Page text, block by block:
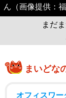
ん（画像提供：福
まだ
まいどな
オフィスワー